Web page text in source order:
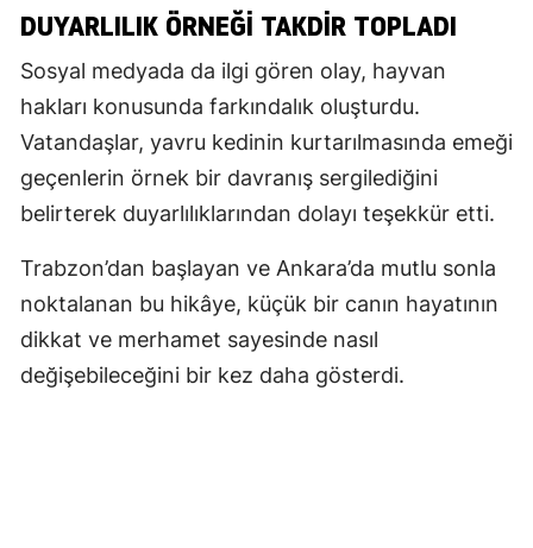
DUYARLILIK ÖRNEĞİ TAKDİR TOPLADI
Sosyal medyada da ilgi gören olay, hayvan
hakları konusunda farkındalık oluşturdu.
Vatandaşlar, yavru kedinin kurtarılmasında emeği
geçenlerin örnek bir davranış sergilediğini
belirterek duyarlılıklarından dolayı teşekkür etti.
Trabzon’dan başlayan ve Ankara’da mutlu sonla
noktalanan bu hikâye, küçük bir canın hayatının
dikkat ve merhamet sayesinde nasıl
değişebileceğini bir kez daha gösterdi.